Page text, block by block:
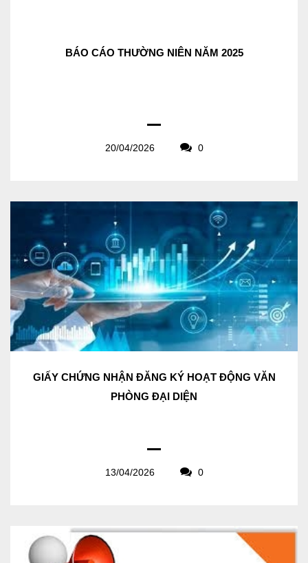
BÁO CÁO THƯỜNG NIÊN NĂM 2025
20/04/2026 0
GIẤY CHỨNG NHẬN ĐĂNG KÝ HOẠT ĐỘNG VĂN
PHÒNG ĐẠI DIỆN
13/04/2026 0